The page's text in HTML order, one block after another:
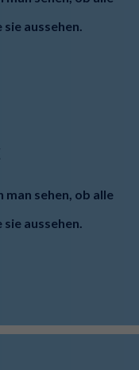
aussehen.
sehen, ob alle
aussehen.